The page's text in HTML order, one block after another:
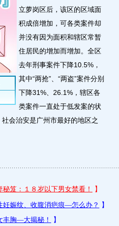
立萝岗区后，该区的区域面
积成倍增加，可各类案件却
并没有因为面积和辖区常暂
住居民的增加而增加。全区
去年刑事案件下降10.5%，
其中“两抢”、“两盗”案件分别
下降31%、26.1%，辖区各
类案件一直处于低发案的状
会治安是广州市最好的地区之